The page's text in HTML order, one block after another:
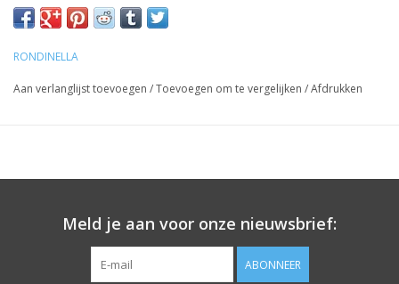
RONDINELLA
Aan verlanglijst toevoegen /Toevoegen om te vergelijken /Afdrukken
Meld je aan voor onze nieuwsbrief:
ABONNEER